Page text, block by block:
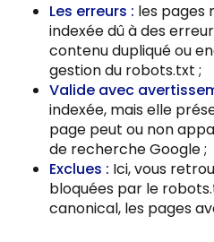
Les erreurs : les pages
indexée dû à des
contenu dupliqué ou
gestion du robots.txt ;
Valide avec
indexée, mais elle
page peut ou non
de recherche Google ;
Exclues : Ici, vous
bloquées par le
canonical, les pages